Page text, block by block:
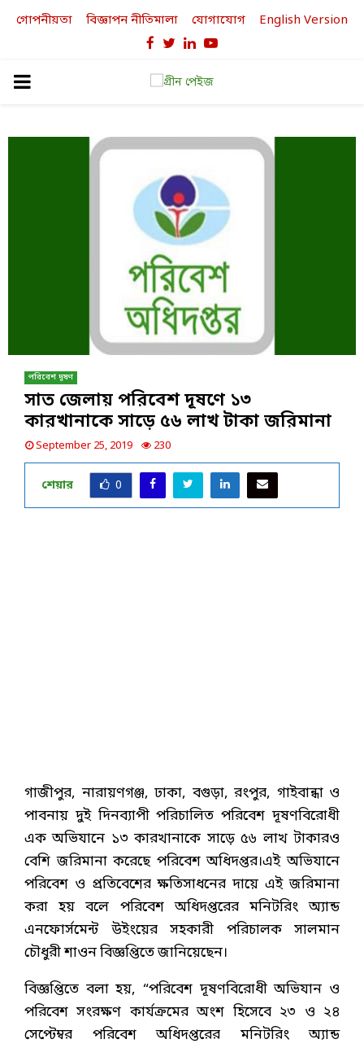
গোপনীয়তা বিজ্ঞাপন নীতিমালা যোগাযোগ English Version
Facebook
TwitterLinkedinYoutube
PRIMARY
পরিবেশ দূষণ
সাত জেলায় পরিবেশ দূষণে ১৩
কারখানাকে সাড়ে ৫৬ লাখ টাকা জরিমানা
September 25, 2019 230
শেয়ার 0
গাজীপুর, নারায়ণগঞ্জ, ঢাকা, বগুড়া, রংপুর, গাইবান্ধা ও
পাবনায় দুই দিনব্যাপী পরিচালিত পরিবেশ দূষণবিরোধী
এক অভিযানে ১৩ কারখানাকে সাড়ে ৫৬ লাখ টাকারও
বেশি জরিমানা করেছে পরিবেশ অধিদপ্তর।এই অভিযানে
পরিবেশ ও প্রতিবেশের ক্ষতিসাধনের দায়ে এই জরিমানা
করা হয় বলে পরিবেশ অধিদপ্তরের মনিটরিং অ্যান্ড
এনফোর্সমেন্ট উইংয়ের সহকারী পরিচালক সালমান
চৌধুরী শাওন বিজ্ঞপ্তিতে জানিয়েছেন।
বিজ্ঞপ্তিতে বলা হয়, “পরিবেশ দূষণবিরোধী অভিযান ও
পরিবেশ সংরক্ষণ কার্যক্রমের অংশ হিসেবে ২৩ ও ২৪
সেপ্টেম্বর পরিবেশ অধিদপ্তরের মনিটরিং অ্যান্ড